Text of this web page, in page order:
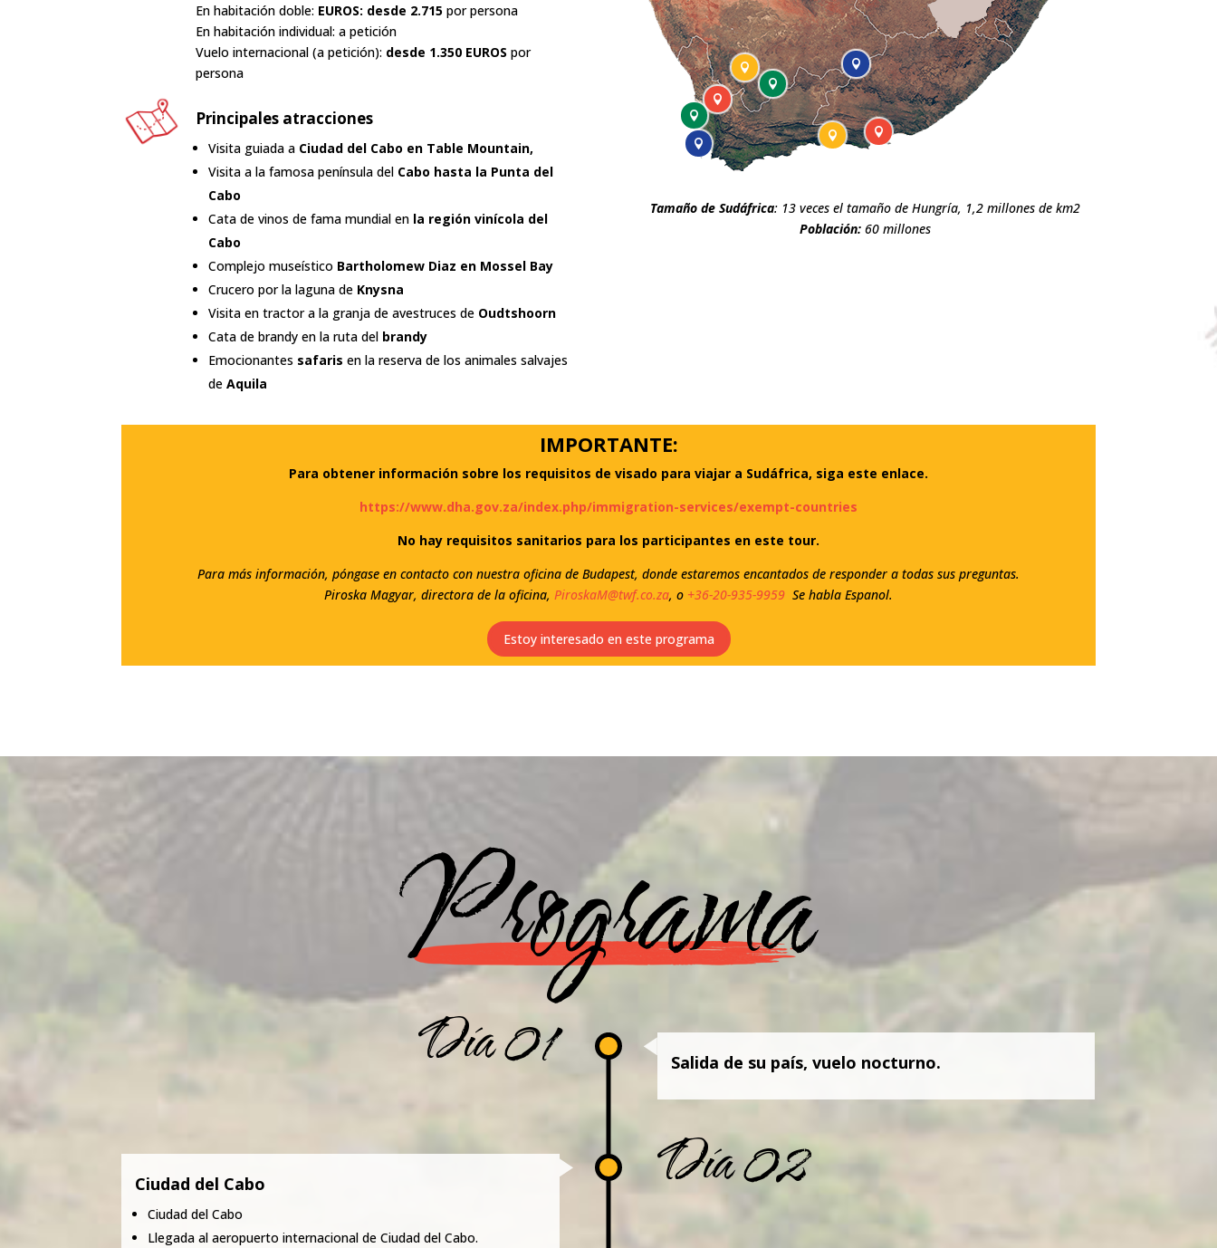
En habitación doble: EUROS: desde 2.715por persona
En habitación individual: a petición
Vuelo internacional (a petición): desde 1.350 EUROSpor
persona
Principales atracciones
Visita guiada a Ciudad del Cabo en Table Mountain,
Visita a la famosa península del Cabo hasta la Punta del
Cabo
Cata de vinos de fama mundial en la región vinícola del
Cabo
Complejo museístico Bartholomew Diaz en Mossel Bay
Crucero por la laguna de Knysna
Visita en tractor a la granja de avestruces de Oudtshoorn
Cata de brandy en la ruta del brandy
Emocionantes safarisen la reserva de los animales salvajes
deAquila

 





Tamaño de Sudáfrica: 13 veces el tamaño de Hungría, 1,2 millones de km2
Población:60 millones
IMPORTANTE:
Para obtener información sobre los requisitos de visado para viajar a Sudáfrica, siga este enlace.
https://www.dha.gov.za/index.php/immigration-services/exempt-countries
No hay requisitos sanitarios para los participantes en este tour.
Para más información, póngase en contacto con nuestra oficina de Budapest, donde estaremos encantados de responder a todas sus preguntas.
Piroska Magyar, directora de la oficina, PiroskaM@twf.co.za, o +36-20-935-9959 Se habla Espanol.
Estoy interesado en este programa
Programa
Día 01 Salida de su país, vuelo nocturno.
Día 02
Ciudad del Cabo
Ciudad del Cabo
Llegada al aeropuerto internacional de Ciudad del Cabo.